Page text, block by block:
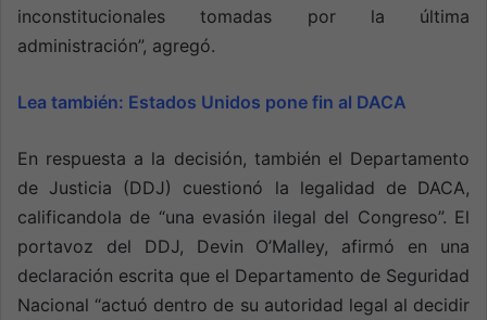
inconstitucionales tomadas por la última
administración”, agregó.
Lea también: Estados Unidos pone fin al DACA
En respuesta a la decisión, también el Departamento
de Justicia (DDJ) cuestionó la legalidad de DACA,
calificandola de “una evasión ilegal del Congreso”. El
portavoz del DDJ, Devin O’Malley, afirmó en una
declaración escrita que el Departamento de Seguridad
Nacional “actuó dentro de su autoridad legal al decidir